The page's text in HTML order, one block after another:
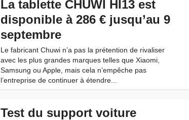
La tablette CHUWI HI13 est
disponible à 286 € jusqu’au 9
septembre
Le fabricant Chuwi n’a pas la prétention de rivaliser
avec les plus grandes marques telles que Xiaomi,
Samsung ou Apple, mais cela n’empêche pas
l’entreprise de continuer à étendre...
Test du support voiture